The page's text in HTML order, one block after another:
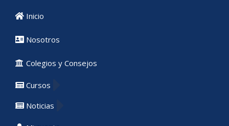
Inicio
Nosotros
Colegios y Consejos
Cursos
Noticias